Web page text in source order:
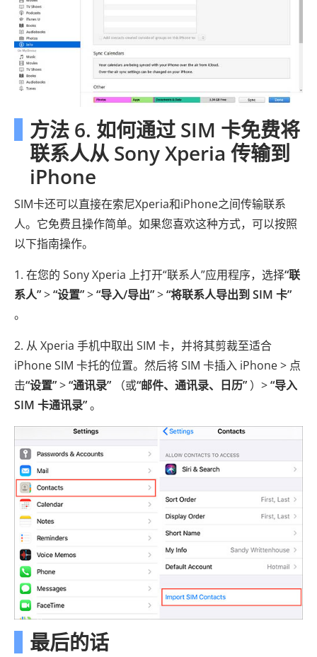
方法 6. 如何通过 SIM 卡免费将
联系人从 Sony Xperia 传输到
iPhone
SIM卡还可以直接在索尼Xperia和iPhone之间传输联系
人。它免费且操作简单。如果您喜欢这种方式，可以按照
以下指南操作。
1. 在您的 Sony Xperia 上打开“联系人”应用程序，选择“联
系人”>“设置”>“导入/导出”>“将联系人导出到 SIM 卡”
。
2. 从 Xperia 手机中取出 SIM 卡，并将其剪裁至适合
iPhone SIM 卡托的位置。然后将 SIM 卡插入 iPhone > 点
击“设置”>“通讯录” （或“邮件、通讯录、日历” ）>“导入
SIM 卡通讯录”。
最后的话